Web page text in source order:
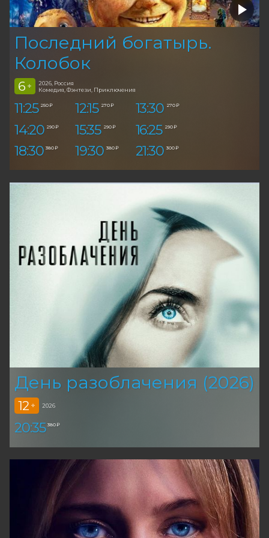
Последний богатырь.
Колобок
6 +
2026, Россия
Комедия, Фэнтези, Приключения
11:25 250 ₽ 12:15 270 ₽ 13:30 270 ₽
14:20 290 ₽ 15:35 290 ₽ 16:25 290 ₽
18:30 380 ₽ 19:30 380 ₽ 21:30 300 ₽
День разоблачения (2026)
12 + 2026
20:35 380 ₽